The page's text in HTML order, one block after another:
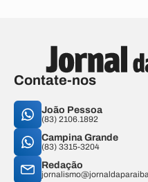
Contate-nos
João Pessoa
(83) 2106.1892
Campina Grande
(83) 3315-3204
Redação